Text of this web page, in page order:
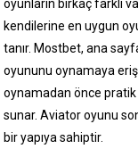
oyunların birkaç farklı
kendilerine en uygun
tanır. Mostbet, ana
oyununu oynamaya
oynamadan önce
sunar. Aviator oyunu
bir yapıya sahiptir.